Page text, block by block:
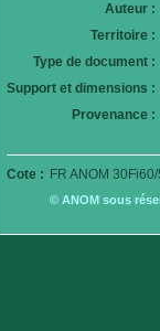
Auteur :
Territoire :
Type de document :
Support et dimensions :
Provenance :
Cote : FR ANOM
© ANOM sous